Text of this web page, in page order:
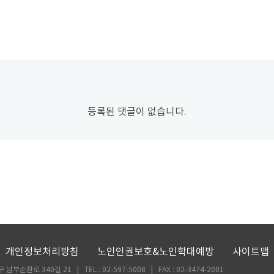
등록된 댓글이 없습니다.
개인정보처리방침 노인인권보호&노인학대예방 사이트맵
구 남부순환로 340길 21 | TEL : 02-597-5008 | FAX : 02-3474-2001